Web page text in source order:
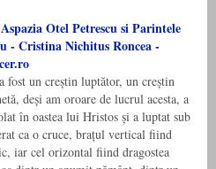
fost un creștin luptător, un creștin
deși am oroare de lucrul acesta, a
în oastea lui Hristos și a luptat sub
ca o cruce, brațul vertical fiind
iar cel orizontal fiind dragostea